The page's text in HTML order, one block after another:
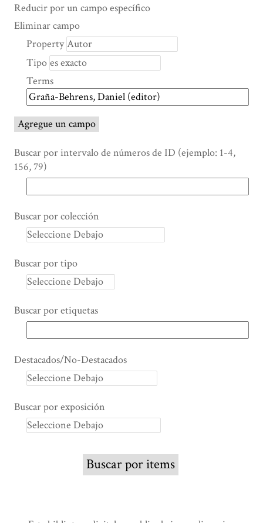
Number
rows
"Reducir
por
campo
específico":
1
Reducir por un campo específico
Search Property
Tipo de búsqueda
Términos de búsqueda
Ensamblador de Búsqueda
Eliminar campo
Property
Tipo
Terms
Agregue un campo
Buscar por intervalo de números de ID (ejemplo: 1-4,
156, 79)
Buscar por colección
Buscar por tipo
Buscar por etiquetas
Destacados/No-Destacados
Buscar por exposición